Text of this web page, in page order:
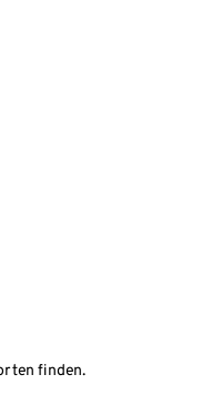
finden.